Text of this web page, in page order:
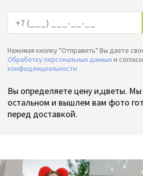
Нажимая кнопку "Отправить" Вы даете
Обработку персональных данныхи
конфиденциальности
Вы определяете цену и,цветы.
остальном и вышлем вам фото
перед доставкой.